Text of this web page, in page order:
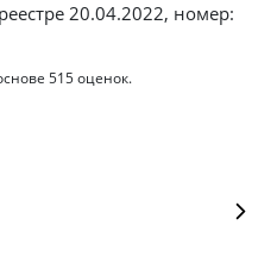
20.04.2022, номер:
515оценок.